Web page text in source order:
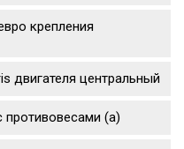
крепления
двигателя центральный
(а)